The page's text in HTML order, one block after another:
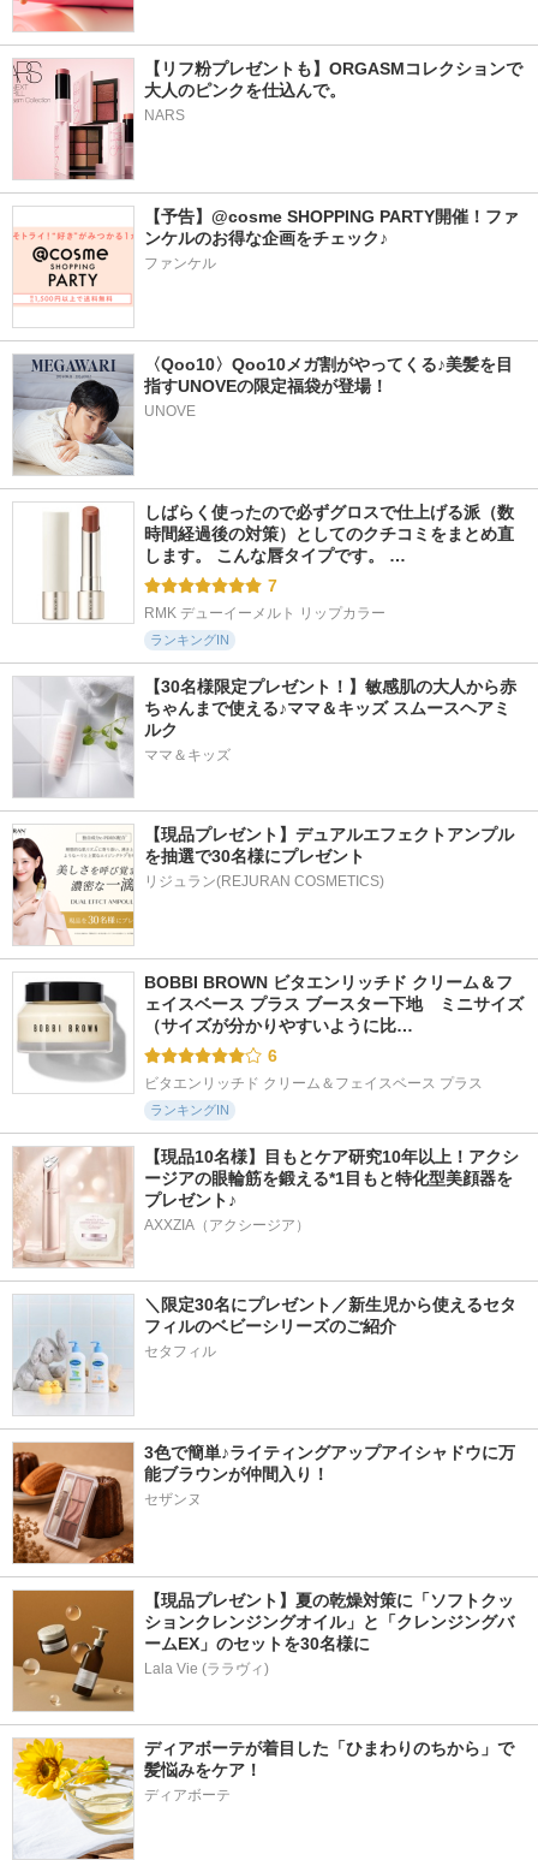
【リフ粉プレゼントも】ORGASMコレクションで
大人のピンクを仕込んで。
NARS
【予告】@cosme SHOPPING PARTY開催！ファ
ンケルのお得な企画をチェック♪
ファンケル
〈Qoo10〉Qoo10メガ割がやってくる♪美髪を目
指すUNOVEの限定福袋が登場！
UNOVE
しばらく使ったので必ずグロスで仕上げる派（数
時間経過後の対策）としてのクチコミをまとめ直
します。 こんな唇タイプです。 …
7
RMK デューイーメルト リップカラー
ランキングIN
【30名様限定プレゼント！】敏感肌の大人から赤
ちゃんまで使える♪ママ＆キッズ スムースヘアミ
ルク
ママ＆キッズ
【現品プレゼント】デュアルエフェクトアンプル
を抽選で30名様にプレゼント
リジュラン(REJURAN COSMETICS)
BOBBI BROWN ビタエンリッチド クリーム＆フ
ェイスベース プラス ブースター下地　ミニサイズ
（サイズが分かりやすいように比…
6
ビタエンリッチド クリーム＆フェイスベース プラス
ランキングIN
【現品10名様】目もとケア研究10年以上！アクシ
ージアの眼輪筋を鍛える*1目もと特化型美顔器を
プレゼント♪
AXXZIA（アクシージア）
＼限定30名にプレゼント／新生児から使えるセタ
フィルのベビーシリーズのご紹介
セタフィル
3色で簡単♪ライティングアップアイシャドウに万
能ブラウンが仲間入り！
セザンヌ
【現品プレゼント】夏の乾燥対策に「ソフトクッ
ションクレンジングオイル」と「クレンジングバ
ームEX」のセットを30名様に
Lala Vie (ララヴィ)
ディアボーテが着目した「ひまわりのちから」で
髪悩みをケア！
ディアボーテ